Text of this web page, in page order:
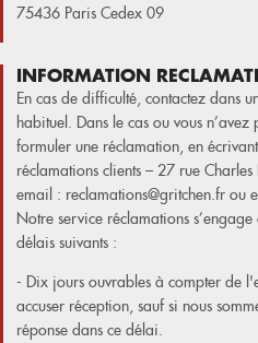
75436 Paris Cedex 09
INFORMATION
En cas de difficulté, contactez dans
habituel. Dans le cas ou vous
formuler une réclamation, en
réclamations clients – 27 rue
email : reclamations@gritchen.fr ou
Notre service réclamations
délais suivants :
- Dix jours ouvrables à compter de
accuser réception, sauf si nous
réponse dans ce délai.